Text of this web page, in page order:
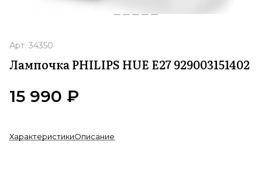
Арт. 34350
Лампочка PHILIPS HUE E27 929003151402
15 990 ₽
ХарактеристикиОписание